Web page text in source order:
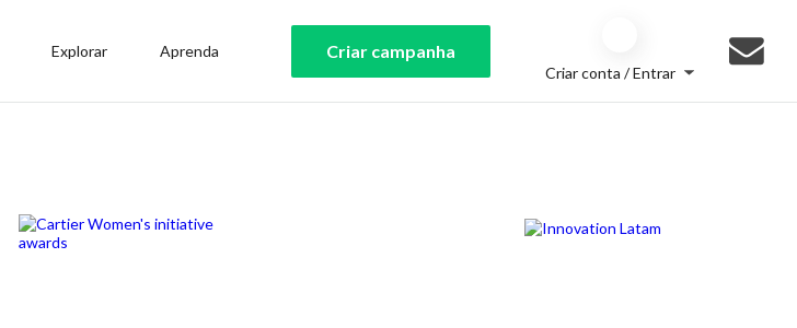
Explorar Aprenda Criar campanha
Criar conta / Entrar